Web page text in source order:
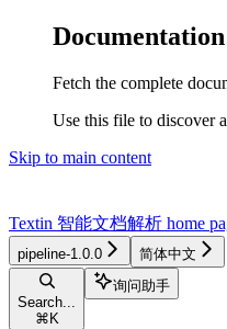
Fetch the complete
Use this file to discover
Skip to main content
Textin 智能文档解析 home
pipeline-1.0.0 简体中文
Search...
⌘ K
询问助手